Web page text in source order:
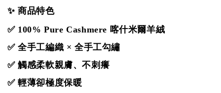
✨ 商品特色
✅ 100% Pure Cashmere 喀什米爾羊絨
✅ 全手工編織 × 全手工勾繡
✅ 觸感柔軟親膚、不刺癢
✅ 輕薄卻極度保暖